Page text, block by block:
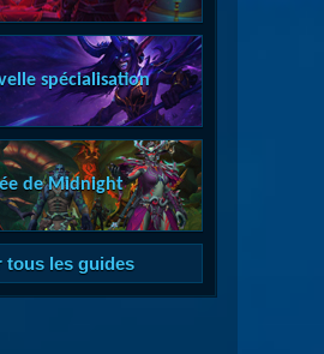
spécialisation
de Midnight
tous les guides